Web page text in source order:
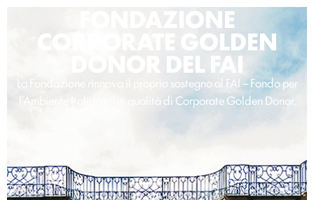
FONDAZIONE
CORPORATE GOLDEN
DONOR DEL FAI
La Fondazione rinnova il proprio sostegno al FAI – Fondo per
l’Ambiente Italiano – in qualità di Corporate Golden Donor.